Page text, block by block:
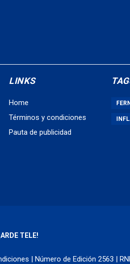
LINKS
Home
Términos y condiciones
Pauta de publicidad
TELE!
| Número de Edición 2563 |